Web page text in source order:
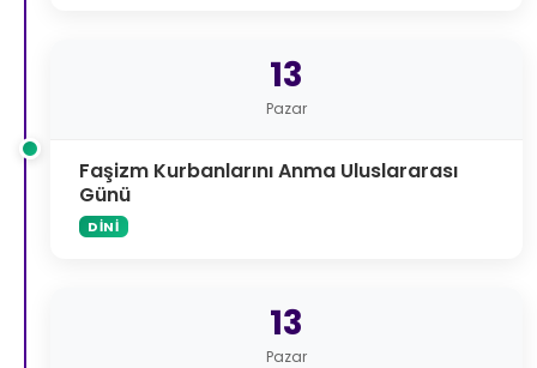
13
Pazar
Faşizm Kurbanlarını Anma Uluslararası
Günü
DINI
13
Pazar